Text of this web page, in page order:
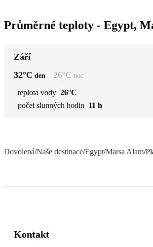
Průměrné teploty - Egypt,
Září
32°C den 26°C noc
teplota vody 26°C
počet slunných hodin 11 h
Dovolená/Naše destinace/Egypt/Marsa Alam/
Kontakt